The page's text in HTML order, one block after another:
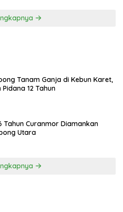
Tanam Ganja di Kebun Karet,
12 Tahun
Tahun Curanmor Diamankan
Utara